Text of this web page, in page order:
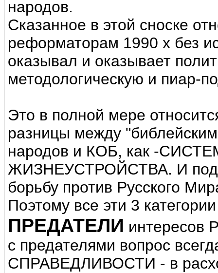
народов.
Сказанное в этой сноске
реформаторам 1990 х без
оказывал и оказывает
методологическую и пиар-
Это в полной мере
разницы между
народов и КОБ, как -
ЖИЗНЕУСТРОЙСТВА. И под
борьбу против Русского
Поэтому все эти 3
ПРЕДАТЕЛИ интересов
с предателями вопрос
СПРАВЕДЛИВОСТИ - в